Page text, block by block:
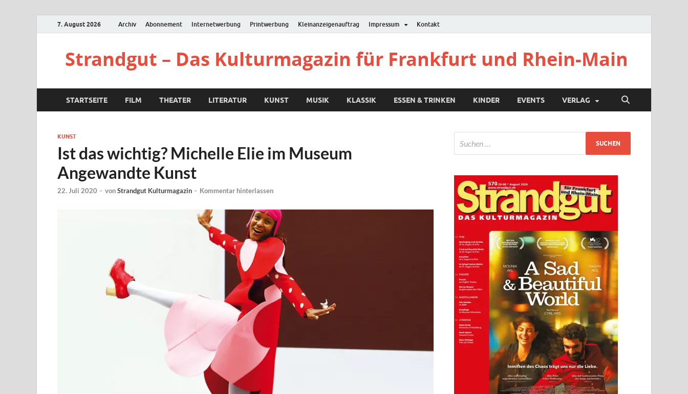
7. August 2026 Archiv Abonnement Internetwerbung Printwerbung Kleinanzeigenauftrag Impressum Kontakt
Strandgut – Das Kulturmagazin für Frankfurt und Rhein-Main
STARTSEITE FILM THEATER LITERATUR KUNST MUSIK KLASSIK ESSEN & TRINKEN KINDER EVENTS VERLAG
KUNST
Ist das wichtig? Michelle Elie im Museum
Angewandte Kunst
22. Juli 2020 - vonStrandgut Kulturmagazin - Kommentar hinterlassen